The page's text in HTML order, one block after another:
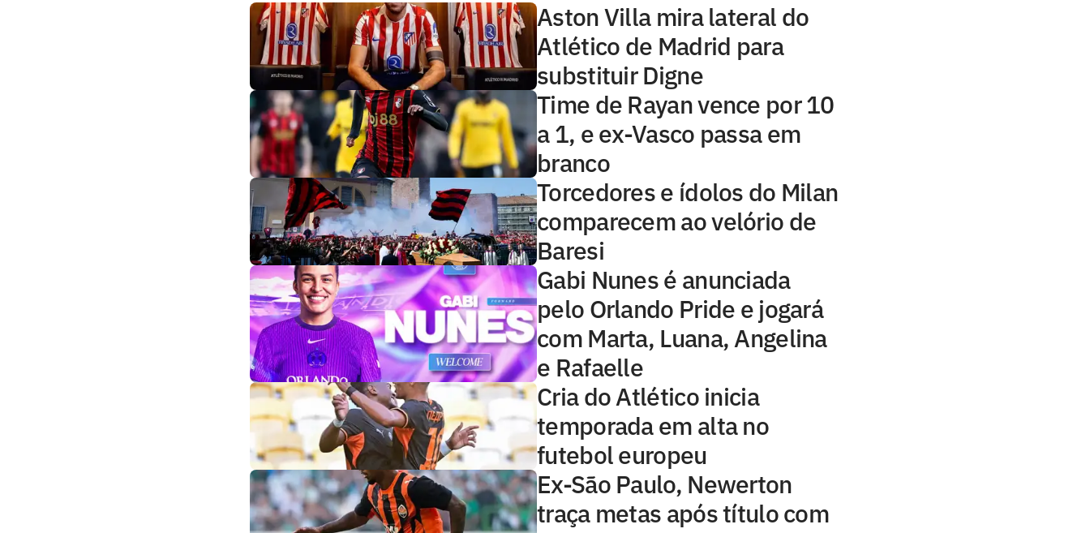
Aston Villa mira lateral do
Atlético de Madrid para
substituir Digne
Time de Rayan vence por 10
a 1, e ex-Vasco passa em
branco
Torcedores e ídolos do Milan
comparecem ao velório de
Baresi
Gabi Nunes é anunciada
pelo Orlando Pride e jogará
com Marta, Luana, Angelina
e Rafaelle
Cria do Atlético inicia
temporada em alta no
futebol europeu
Ex-São Paulo, Newerton
traça metas após título com